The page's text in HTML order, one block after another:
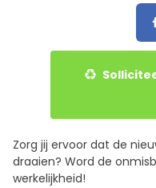
Zorg jij ervoor dat de
draaien? Word de
werkelijkheid!